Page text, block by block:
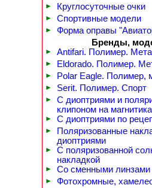
► Круглосуточные очки
► Спортивные модели
►
Форма оправы
Бренды,
► Antifari. Полимер.
► Eldorado. Полимер.
► Polar Eagle. Полимер,
► Serit. Полимер. Спорт
►
С диоптриями и
клипоном на
► С диоптриями по
►
Поляризованные
диоптриями
►
С поляризованной
накладкой
► Со сменными линзами
► Фотохромные,